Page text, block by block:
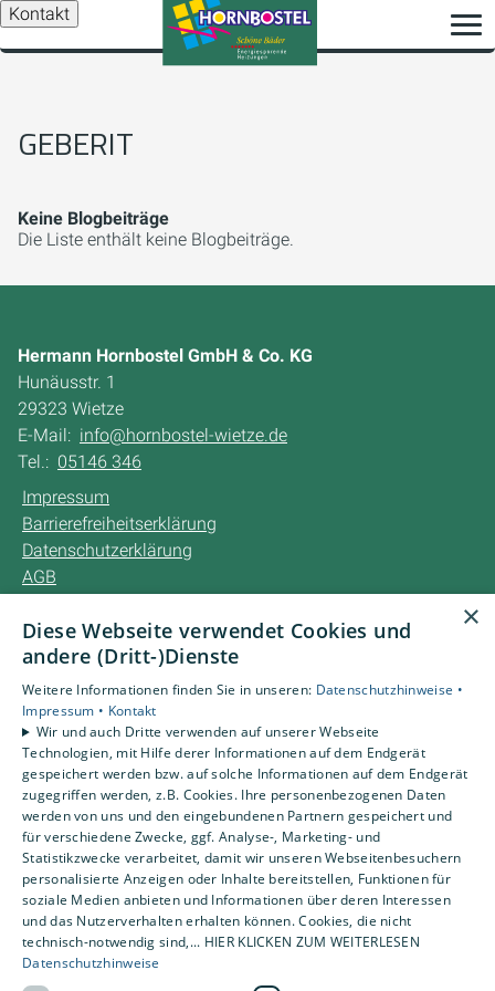
Kontakt
GEBERIT
Keine Blogbeiträge
Die Liste enthält keine Blogbeiträge.
Hermann Hornbostel GmbH & Co. KG
Hunäusstr. 1
29323 Wietze
E-Mail: info@hornbostel-wietze.de
Tel.: 05146 346
Impressum
Barrierefreiheitserklärung
Datenschutzerklärung
AGB
Unsere Bereiche
Privatkunden
Karriere
Unternehmen
Kontakt
Um externe HTML-Inhalte anzuzeigen, benötigen wir
Ihre Einwilligung.
Weitere Informationen finden Sie in unserer
Datenschutzerklärung.
Cookie-Einstellungen öffnen
×
Diese Webseite verwendet Cookies und
andere (Dritt-)Dienste
Weitere Informationen finden Sie in unseren: Datenschutzhinweise •
Impressum • Kontakt
Wir und auch Dritte verwenden auf unserer Webseite
Technologien, mit Hilfe derer Informationen auf dem Endgerät
gespeichert werden bzw. auf solche Informationen auf dem Endgerät
zugegriffen werden, z.B. Cookies. Ihre personenbezogenen Daten
werden von uns und den eingebundenen Partnern gespeichert und
für verschiedene Zwecke, ggf. Analyse-, Marketing- und
Statistikzwecke verarbeitet, damit wir unseren Webseitenbesuchern
personalisierte Anzeigen oder Inhalte bereitstellen, Funktionen für
soziale Medien anbieten und Informationen über deren Interessen
und das Nutzerverhalten erhalten können. Cookies, die nicht
technisch-notwendig sind,... HIER KLICKEN ZUM WEITERLESEN
Datenschutzhinweise